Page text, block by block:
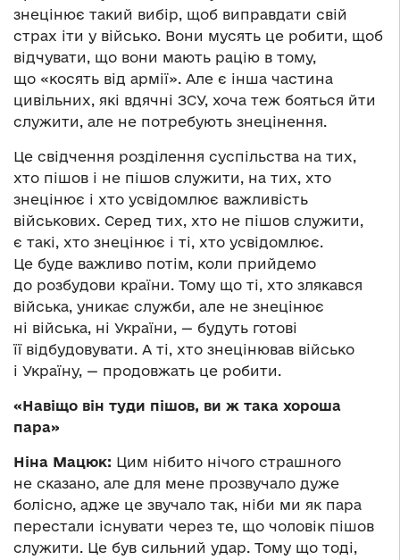
знецінює такий вибір, щоб виправдати свій
страх іти у військо. Вони мусять це робити, щоб
відчувати, що вони мають рацію в тому,
що «косять від армії». Але є інша частина
цивільних, які вдячні ЗСУ, хоча теж бояться йти
служити, але не потребують знецінення.
Це свідчення розділення суспільства на тих,
хто пішов і не пішов служити, на тих, хто
знецінює і хто усвідомлює важливість
військових. Серед тих, хто не пішов служити,
є такі, хто знецінює і ті, хто усвідомлює.
Це буде важливо потім, коли прийдемо
до розбудови країни. Тому що ті, хто злякався
війська, уникає служби, але не знецінює
ні війська, ні України, — будуть готові
її відбудовувати. А ті, хто знецінював військо
і Україну, — продовжать це робити.
«Навіщо він туди пішов, ви ж така хороша
пара»
Ніна Мацюк: Цим нібито нічого страшного
не сказано, але для мене прозвучало дуже
болісно, адже це звучало так, ніби ми як пара
перестали існувати через те, що чоловік пішов
служити. Це був сильний удар. Тому що тоді,